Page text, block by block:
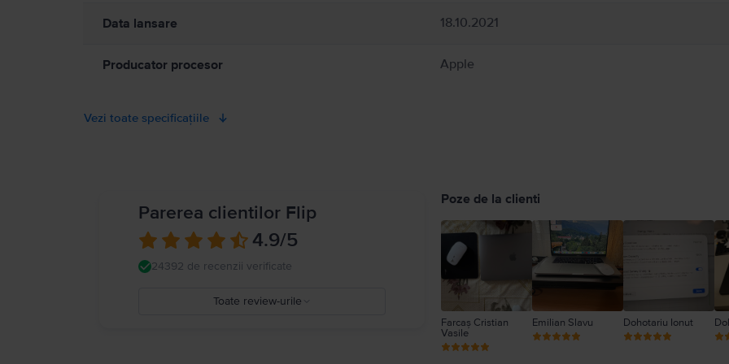
Data lansare 18.10.2021
Producator procesor Apple
Vezi toate specificațiile
Parerea clientilor Flip
4.9/5
24392 de recenzii verificate
Toate review-urile
Poze de la clienti
Farcaș Cristian
Vasile
Emilian Slavu Dohotariu Ionut